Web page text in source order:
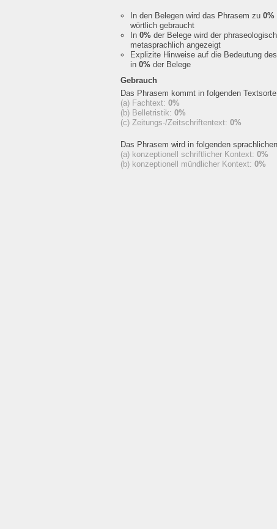
In den Belegen wird das Phrasem zu 0%
wörtlich gebraucht
In 0% der Belege wird der
metasprachlich angezeigt
Explizite Hinweise auf die Bedeutung
in 0% der Belege
Gebrauch
Das Phrasem kommt in folgenden
(a) Fachtext: 0%
(b) Belletristik: 0%
(c) Zeitungs-/Zeitschriftentext: 0%
Das Phrasem wird in folgenden
(a) konzeptionell schriftlicher Kontext: 0%
(b) konzeptionell mündlicher Kontext: 0%